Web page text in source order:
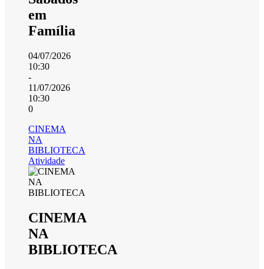
em
Família
04/07/2026
10:30
-
11/07/2026
10:30
0
CINEMA
NA
BIBLIOTECA
Atividade
CINEMA
NA
BIBLIOTECA